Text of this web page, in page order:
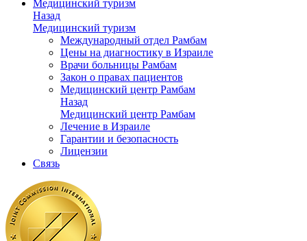
Медицинский туризм
Назад
Медицинский туризм
Международный отдел Рамбам
Цены на диагностику в Израиле
Врачи больницы Рамбам
Закон о правах пациентов
Медицинский центр Рамбам
Назад
Медицинский центр Рамбам
Лечение в Израиле
Гарантии и безопасность
Лицензии
Связь